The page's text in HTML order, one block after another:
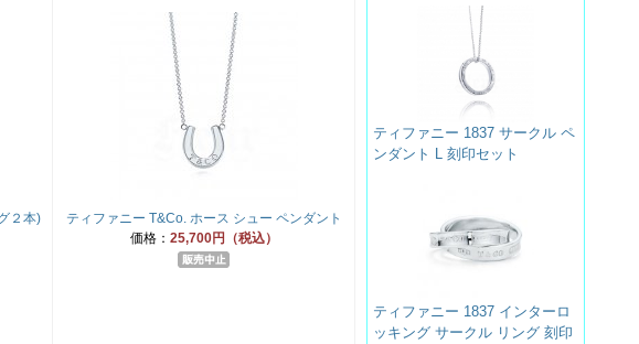
２本)
ティファニー T&Co. ホース シュー ペンダント
価格： 25,700円（税込）
ティファニー 1837 サークル ペ
ンダント L 刻印セット
ティファニー 1837 インターロ
ッキング サークル リング 刻印